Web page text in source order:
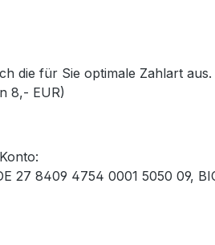
die für Sie optimale Zahlart
8,- EUR)
27 8409 4754 0001 5050 09,